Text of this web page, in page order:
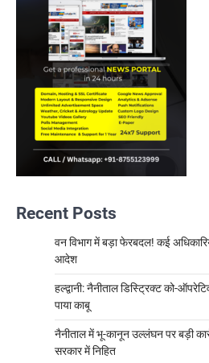
Recent Posts
वन विभाग में बड़ा फेरबदल! कई
आदेश
हल्द्वानी: नैनीताल डिस्ट्रिक्ट को-
पाया काबू
नैनीताल में भू-कानून उल्लंघन पर बड़ी
सरकार में निहित